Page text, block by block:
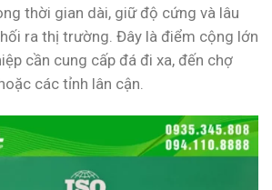
thời gian dài, giữ độ cứng và lâu
ra thị trường. Đây là điểm cộng lớn
cần cung cấp đá đi xa, đến chợ
các tỉnh lân cận.